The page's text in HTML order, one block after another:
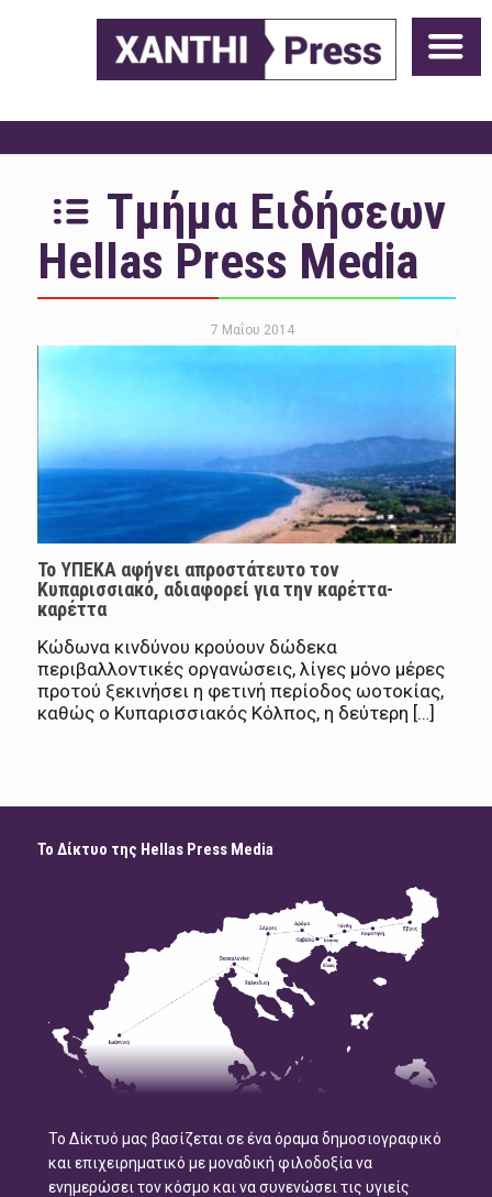
Τμήμα Ειδήσεων
Hellas Press Media
7 Μαΐου 2014
Το ΥΠΕΚΑ αφήνει απροστάτευτο τον
Κυπαρισσιακό, αδιαφορεί για την καρέττα-
καρέττα
Κώδωνα κινδύνου κρούουν δώδεκα
περιβαλλοντικές οργανώσεις, λίγες μόνο μέρες
προτού ξεκινήσει η φετινή περίοδος ωοτοκίας,
καθώς ο Κυπαρισσιακός Κόλπος, η δεύτερη […]
Το Δίκτυο της Hellas Press Media
Το Δίκτυό μας βασίζεται σε ένα όραμα δημοσιογραφικό
και επιχειρηματικό με μοναδική φιλοδοξία να
ενημερώσει τον κόσμο και να συνενώσει τις υγιείς